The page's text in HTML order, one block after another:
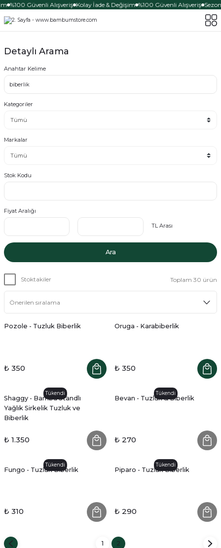
%100 Güvenli Alışveriş Kolay İade & Değişim %100 Güvenli Alışveriş
Detaylı Arama
Anahtar Kelime
Kategoriler
Markalar
Stok Kodu
Fiyat Aralığı
TL Arası
Ara
Stoktakiler Toplam 30 ürün
Pozole - Tuzluk Biberlik
₺ 350
Oruga - Karabiberlik
₺ 350
Tükendi
Shaggy - Bambu Standlı
Yağlık Sirkelik Tuzluk ve
Biberlik
₺ 1.350
Tükendi
Bevan - Tuzluk & Biberlik
₺ 270
Tükendi
Fungo - Tuzluk Biberlik
₺ 310
Tükendi
Piparo - Tuzluk Biberlik
₺ 290
1 2